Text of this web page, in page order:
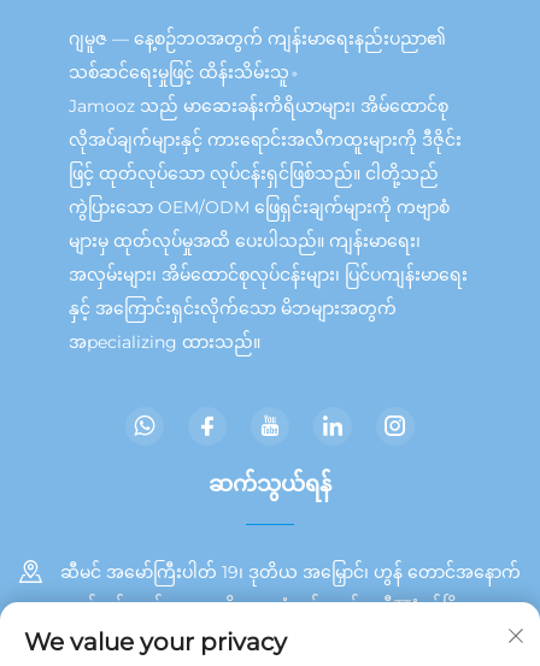
ဂျမူဇ — နေ့စဉ်ဘဝအတွက် ကျန်းမာရေးနည်းပညာ၏
သစ်ဆင်ရေးမှုဖြင့် ထိန်းသိမ်းသူ。
Jamooz သည် မာဆေးခန်းကိရိယာများ၊ အိမ်ထောင်စု
လိုအပ်ချက်များနှင့် ကားရောင်းအလီကထူးများကို ဒီဇိုင်း
ဖြင့် ထုတ်လုပ်သော လုပ်ငန်းရှင်ဖြစ်သည်။ ငါတို့သည်
ကွဲပြားသော OEM/ODM ဖြေရှင်းချက်များကို ကဗျာစံ
များမှ ထုတ်လုပ်မှုအထိ ပေးပါသည်။ ကျန်းမာရေး၊
အလှမ်းများ၊ အိမ်ထောင်စုလုပ်ငန်းများ၊ ပြင်ပကျန်းမာရေး
နှင့် အကြောင်းရှင်းလိုက်သော မိဘများအတွက်
အpecializing ထားသည်။
ဆက်သွယ်ရန်
ဆီမင် အမော်ကြီးပါတ် 19၊ ဒုတိယ အမြှောင်၊ ဟွန် တောင်အနောက်
ဘက် ပင်လယ်အရှေ့ ဧရိယာ၊ တုံအင် ကျွန်း၊ ဆီযံမင်မြို့
+86 13215929911
We value your privacy